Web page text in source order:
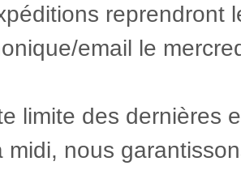
reprendront
email le
limite des dernières
midi, nous